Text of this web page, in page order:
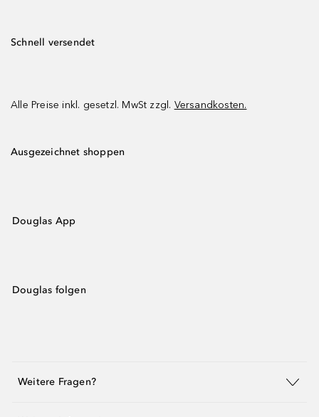
Schnell versendet
Alle Preise inkl. gesetzl. MwSt zzgl. Versandkosten.
Ausgezeichnet shoppen
Douglas App
Douglas folgen
Weitere Fragen?